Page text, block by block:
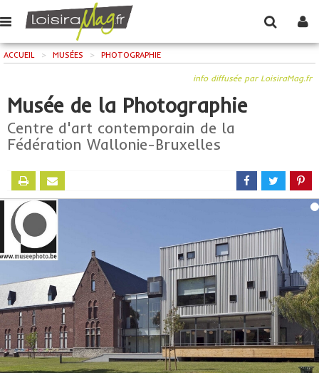
ACCUEIL > MUSÉES > PHOTOGRAPHIE
info diffusée par LoisiraMag.fr
Musée de la Photographie
Centre d'art contemporain de la
Fédération Wallonie-Bruxelles